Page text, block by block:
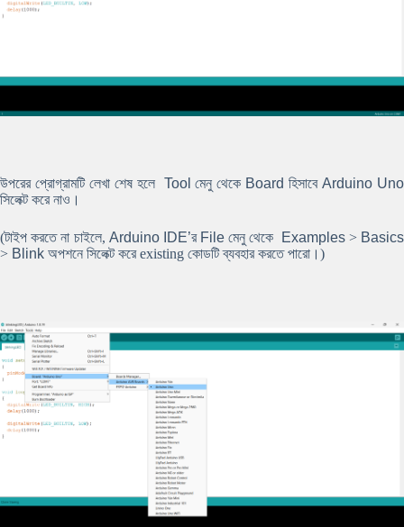
উপরের প্রোগ্রামটি লেখা শেষ হলে Tool মেনু থেকে Board হিসাবেArduino Uno
সিলেক্ট করে নাও।
(টাইপ করতে না চাইলে, Arduino IDE’র File মেনু থেকে Examples> Basics
> Blink অপশনে সিলেক্ট করে existing কোডটি ব্যবহার করতে পারো।)